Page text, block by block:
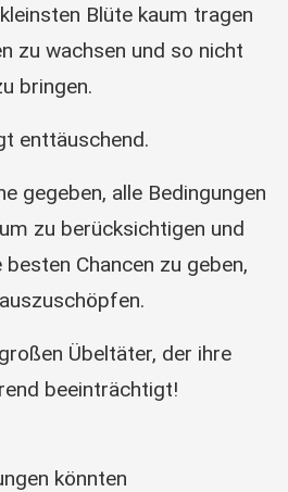
Blüte kaum tragen
zu wachsen und so nicht
bringen.
enttäuschend.
gegeben, alle Bedingungen
zu berücksichtigen und
besten Chancen zu geben,
Übeltäter, der ihre
beeinträchtigt!
könnten